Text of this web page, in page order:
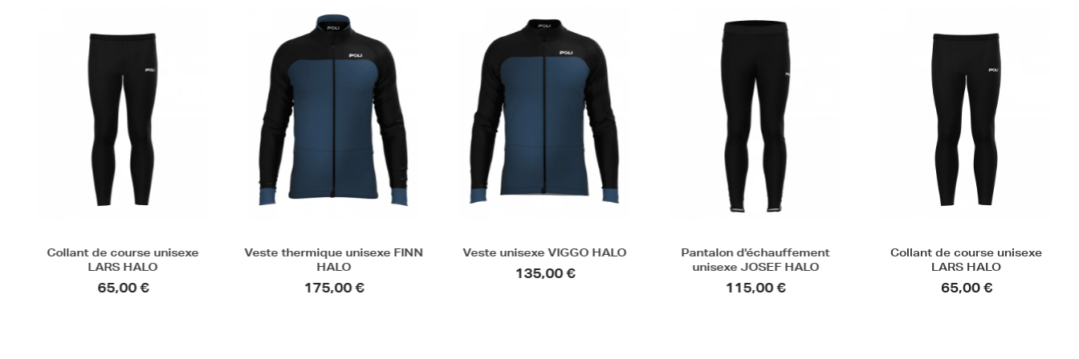
Collant de course unisexe
LARS HALO
65,00 €
Veste thermique unisexe FINN
HALO
175,00 €
Veste unisexe VIGGO HALO
135,00 €
Pantalon d'échauffement
unisexe JOSEF HALO
115,00 €
Collant de course unisexe
LARS HALO
65,00 €